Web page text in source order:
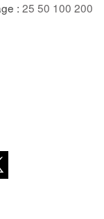
: 25 50 100 200